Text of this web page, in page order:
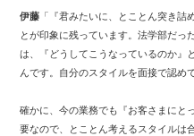
伊藤 「『君みたいに、とことん突き詰
とが印象に残っています。法学部だっ
は、『どうしてこうなっているのか』
んです。自分のスタイルを面接で認め
確かに、今の業務でも『お客さまにと
要なので、とことん考えるスタイルは